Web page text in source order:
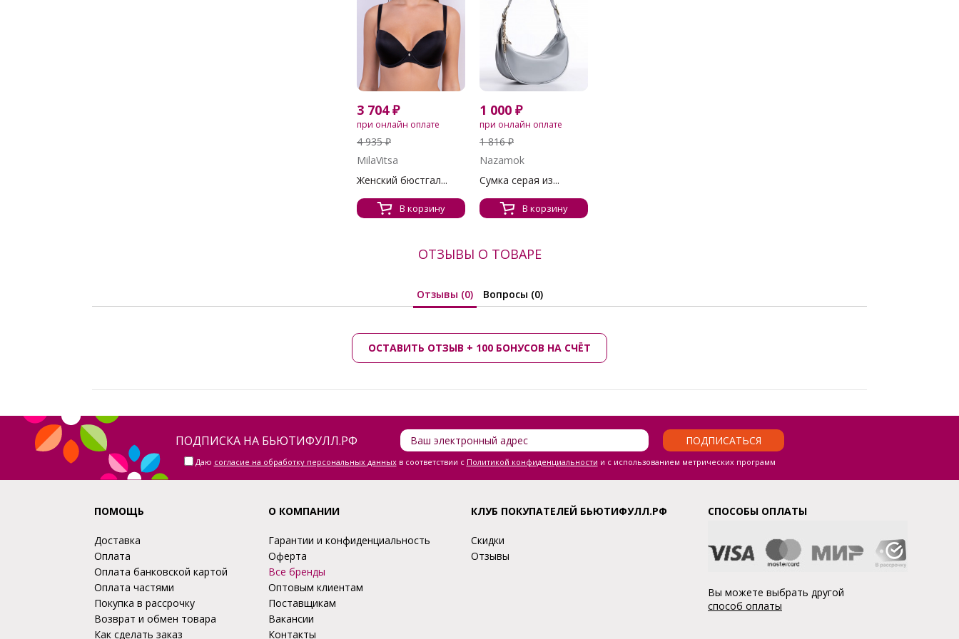
3 704 ₽
при онлайн оплате
4 935 ₽
MilaVitsa
Женский бюстгал...
В корзину
1 000 ₽
при онлайн оплате
1 816 ₽
Nazamok
Сумка серая из...
В корзину
ОТЗЫВЫ О ТОВАРЕ
Отзывы (0) Вопросы (0)
ОСТАВИТЬ ОТЗЫВ + 100 БОНУСОВ НА СЧЁТ
ПОДПИСКА НА БЬЮТИФУЛЛ.РФ ПОДПИСАТЬСЯ
Даю согласие на обработку персональных данныхв соответствии с Политикой конфиденциальности и с использованием метрических программ
ПОМОЩЬ
Доставка
Оплата
Оплата банковской картой
Оплата частями
Покупка в рассрочку
Возврат и обмен товара
Как сделать заказ
О КОМПАНИИ
Гарантии и конфиденциальность
Оферта
Все бренды
Оптовым клиентам
Поставщикам
Вакансии
Контакты
КЛУБ ПОКУПАТЕЛЕЙ БЬЮТИФУЛЛ.РФ
Скидки
Отзывы
СПОСОБЫ ОПЛАТЫ
Вы можете выбрать другой
способ оплаты